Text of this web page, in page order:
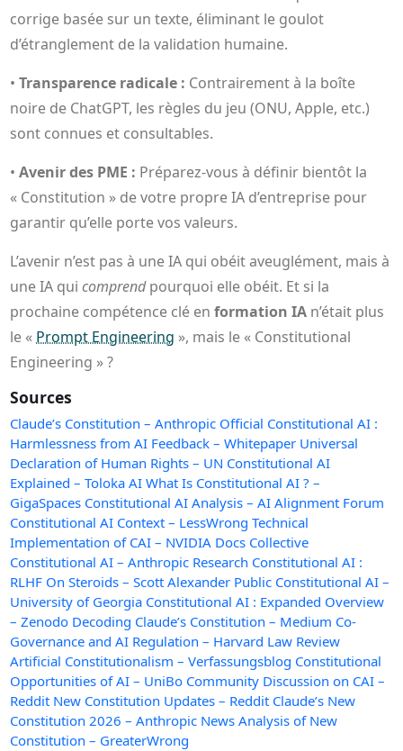
corrige basée sur un texte, éliminant le goulot
d’étranglement de la validation humaine.
•Transparence radicale : Contrairement à la boîte
noire de ChatGPT, les règles du jeu (ONU, Apple, etc.)
sont connues et consultables.
•Avenir des PME : Préparez-vous à définir bientôt la
« Constitution » de votre propre IA d’entreprise pour
garantir qu’elle porte vos valeurs.
L’avenir n’est pas à une IA qui obéit aveuglément, mais à
une IA quicomprendpourquoi elle obéit. Et si la
prochaine compétence clé enformation IA n’était plus
le « Prompt Engineering », mais le « Constitutional
Engineering » ?
Sources
Claude’s Constitution – Anthropic Official Constitutional AI :
Harmlessness from AI Feedback – Whitepaper Universal
Declaration of Human Rights – UN Constitutional AI
Explained – Toloka AI What Is Constitutional AI ? –
GigaSpaces Constitutional AI Analysis – AI Alignment Forum
Constitutional AI Context – LessWrong Technical
Implementation of CAI – NVIDIA Docs Collective
Constitutional AI – Anthropic Research Constitutional AI :
RLHF On Steroids – Scott Alexander Public Constitutional AI –
University of Georgia Constitutional AI : Expanded Overview
– Zenodo Decoding Claude’s Constitution – Medium Co-
Governance and AI Regulation – Harvard Law Review
Artificial Constitutionalism – Verfassungsblog Constitutional
Opportunities of AI – UniBo Community Discussion on CAI –
Reddit New Constitution Updates – Reddit Claude’s New
Constitution 2026 – Anthropic News Analysis of New
Constitution – GreaterWrong